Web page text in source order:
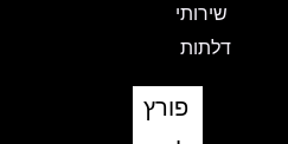
שירותי
דלתות
פורץ